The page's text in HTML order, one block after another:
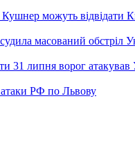
Кушнер можуть відвідати
масований обстріл
31 липня ворог атакував
РФ по Львову